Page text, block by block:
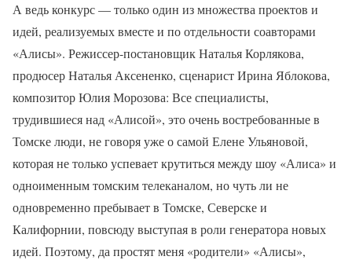
А ведь конкурс — только один из множества проектов и
идей, реализуемых вместе и по отдельности соавторами
«Алисы». Режиссер-постановщик Наталья Корлякова,
продюсер Наталья Аксененко, сценарист Ирина Яблокова,
композитор Юлия Морозова: Все специалисты,
трудившиеся над «Алисой», это очень востребованные в
Томске люди, не говоря уже о самой Елене Ульяновой,
которая не только успевает крутиться между шоу «Алиса» и
одноименным томским телеканалом, но чуть ли не
одновременно пребывает в Томске, Северске и
Калифорнии, повсюду выступая в роли генератора новых
идей. Поэтому, да простят меня «родители» «Алисы»,